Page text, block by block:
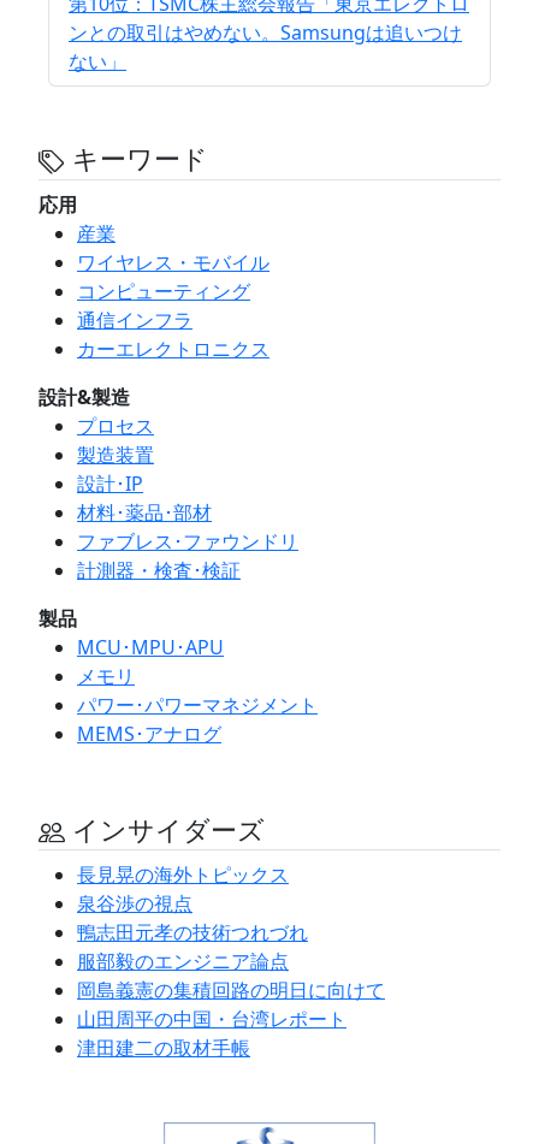
ンとの取引はやめない。Samsungは追いつけ
ない」
キーワード
応用
産業
ワイヤレス・モバイル
コンピューティング
通信インフラ
カーエレクトロニクス
設計&製造
プロセス
製造装置
設計･IP
材料･薬品･部材
ファブレス･ファウンドリ
計測器・検査･検証
製品
MCU･MPU･APU
メモリ
パワー･パワーマネジメント
MEMS･アナログ
インサイダーズ
長見晃の海外トピックス
泉谷渉の視点
鴨志田元孝の技術つれづれ
服部毅のエンジニア論点
岡島義憲の集積回路の明日に向けて
山田周平の中国・台湾レポート
津田建二の取材手帳